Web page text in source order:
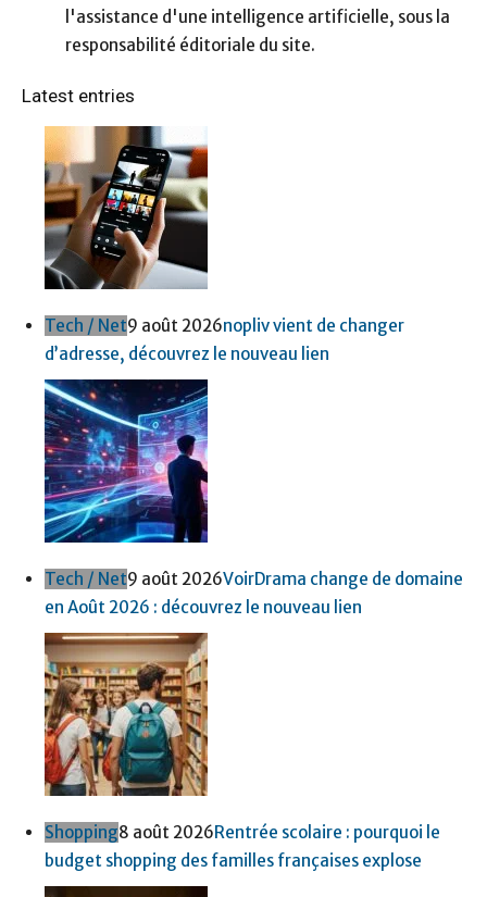
l'assistance d'une intelligence artificielle, sous la
responsabilité éditoriale du site.
Latest entries
Tech / Net9 août 2026nopliv vient de changer
d’adresse, découvrez le nouveau lien
Tech / Net9 août 2026VoirDrama change de domaine
en Août 2026 : découvrez le nouveau lien
Shopping8 août 2026Rentrée scolaire : pourquoi le
budget shopping des familles françaises explose